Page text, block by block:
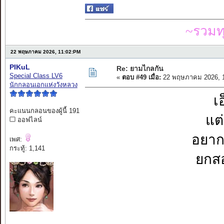
~รวม
22 พฤษภาคม 2026, 11:02:PM
PIKuL
Special Class LV6
นักกลอนเอกแห่งวังหลวง
คะแนนกลอนของผู้นี้ 191
ออฟไลน์
เพศ:
กระทู้: 1,141
Re: ยามไกลกัน
« ตอบ #49 เมื่อ: 22 พฤษภาคม 2026,
แ
อยา
ยกส